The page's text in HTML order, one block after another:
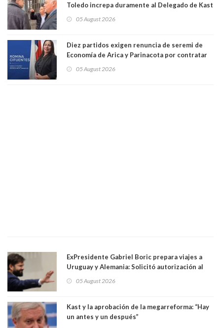
Toledo increpa duramente al Delegado de Kast
delegado nuevamente arrancando"
05 August 2026
Diez partidos exigen renuncia de seremi de
Economía de Arica y Parinacota por contratar
una militante de RN, detenida con 47 kilos de
05 August 2026
ExPresidente Gabriel Boric prepara viajes a
Uruguay y Alemania: Solicitó autorización al
05 August 2026
Kast y la aprobación de la megarreforma: “Hay
un antes y un después”